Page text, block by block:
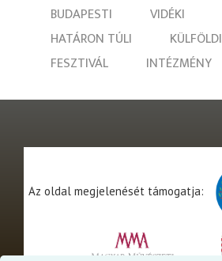
BUDAPESTI VIDÉKI
HATÁRON TÚLI
KÜLFÖLDI
FESZTIVÁL
INTÉZMÉNY
Az oldal megjelenését támogatja: